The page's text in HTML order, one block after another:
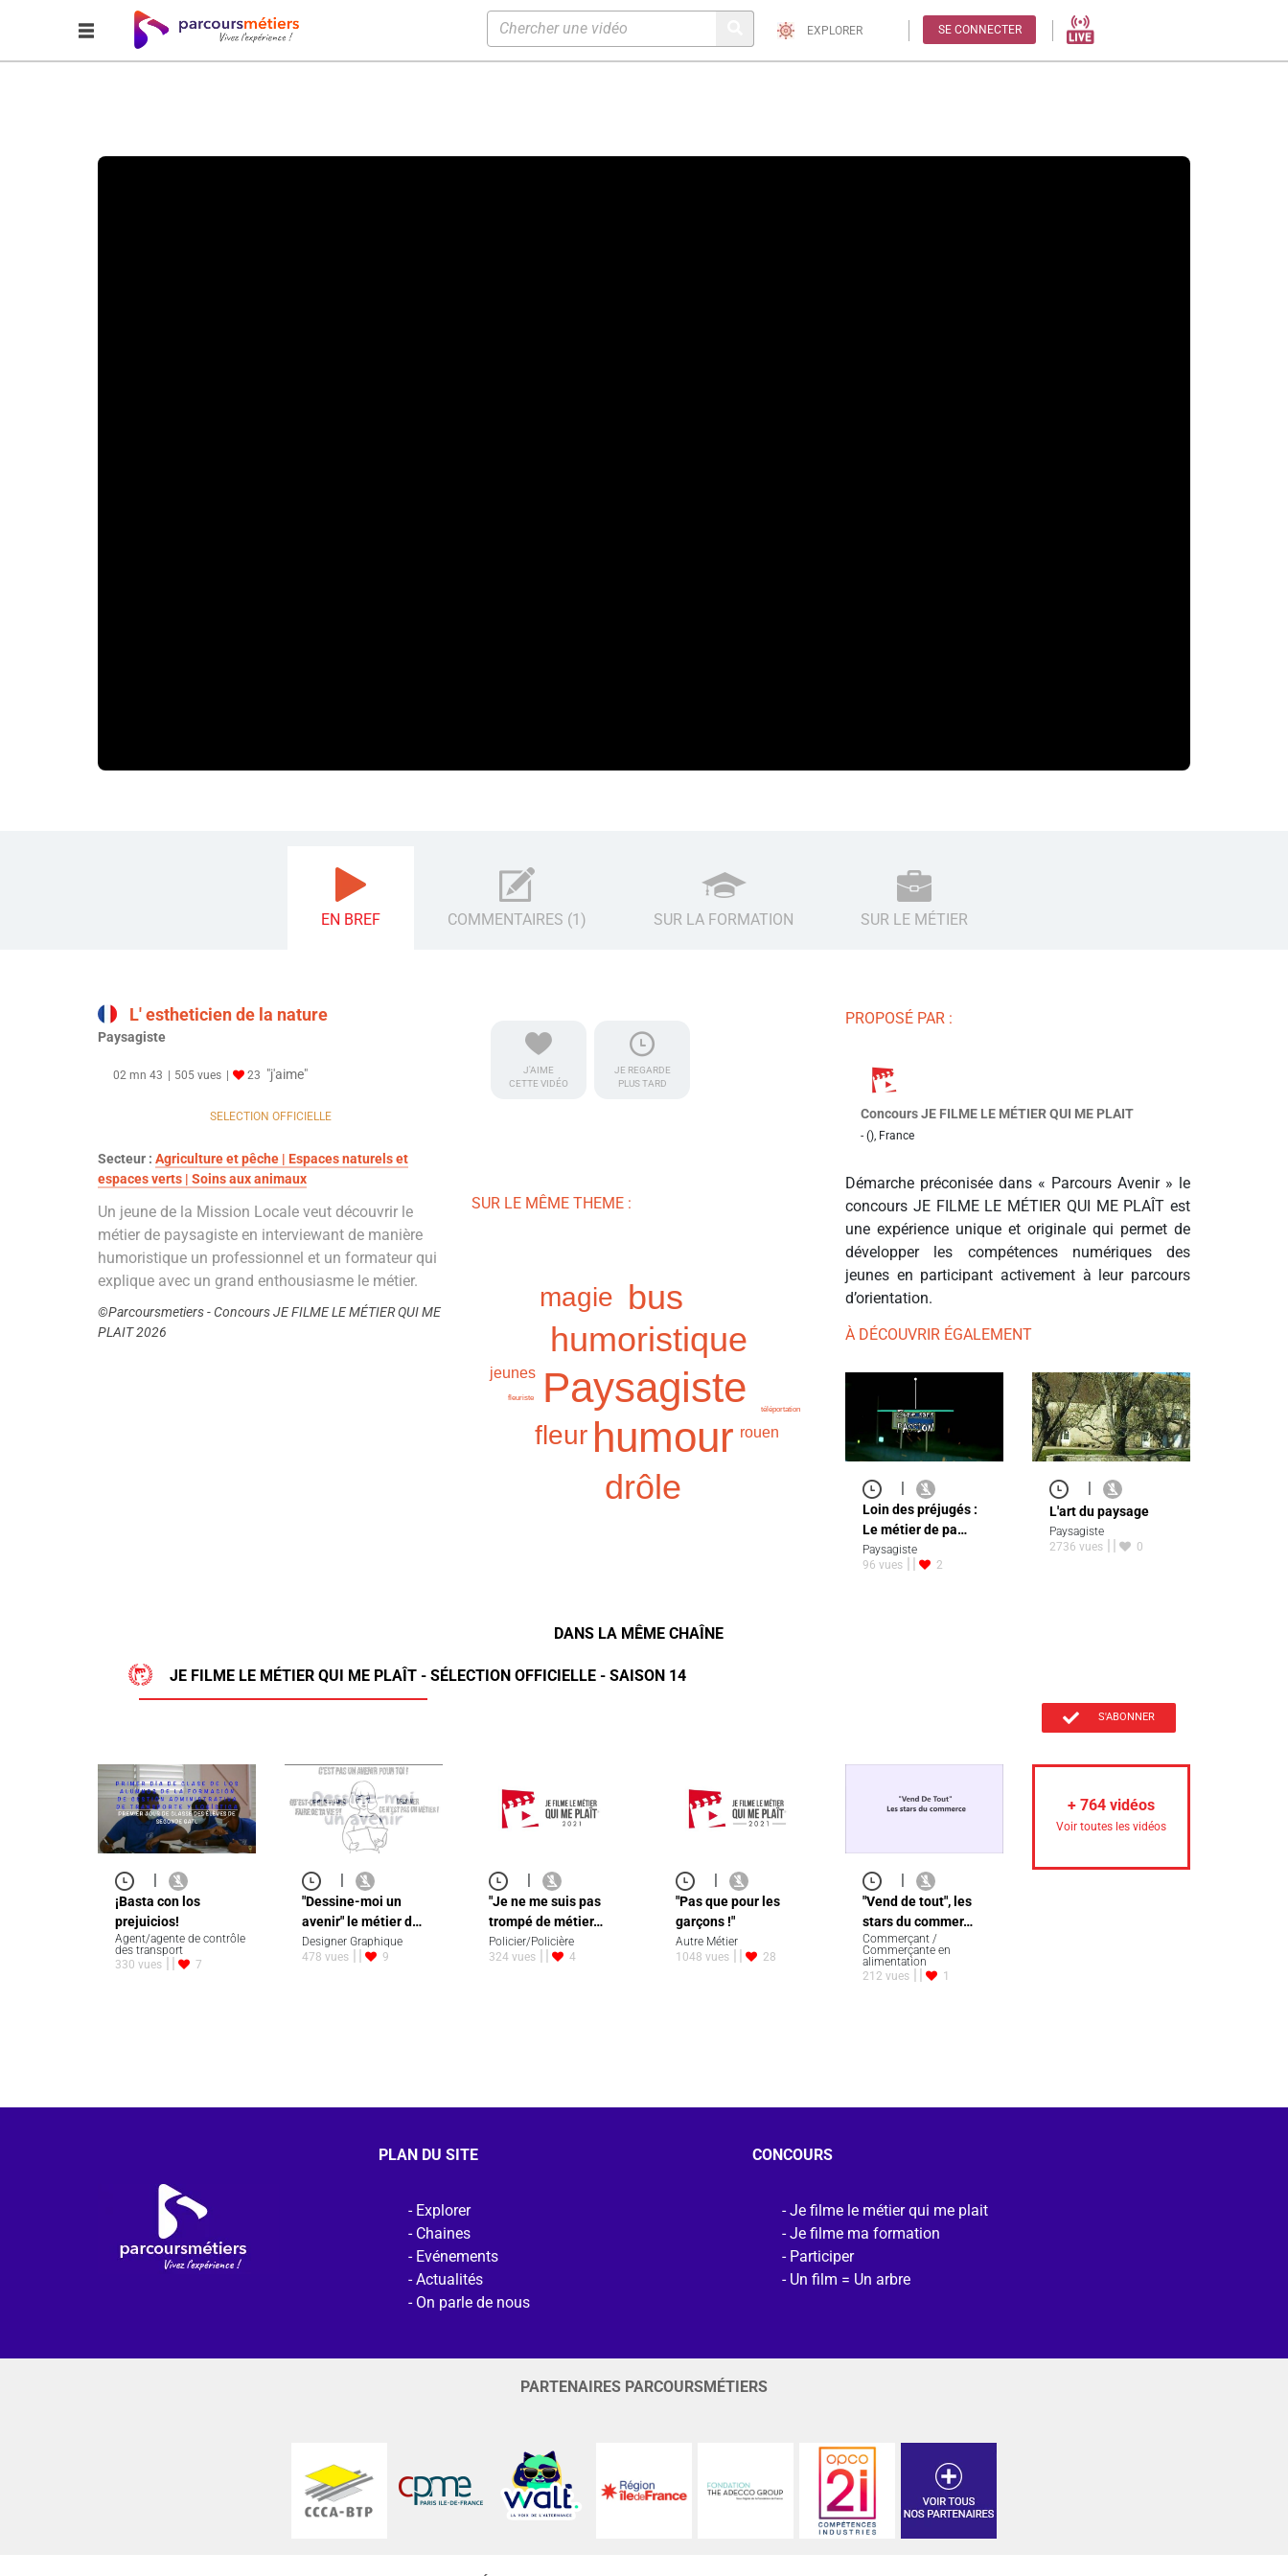
EXPLORER SE CONNECTER
EN BREF COMMENTAIRES (1) SUR LA FORMATION SUR LE MÉTIER
L' estheticien de la nature
Paysagiste
02 mn 43 505 vues 23 "j'aime"
SELECTION OFFICIELLE
Secteur : Agriculture et pêche | Espaces naturels et
espaces verts | Soins aux animaux
Un jeune de la Mission Locale veut découvrir le
métier de paysagiste en interviewant de manière
humoristique un professionnel et un formateur qui
explique avec un grand enthousiasme le métier.
©Parcoursmetiers - Concours JE FILME LE MÉTIER QUI ME
PLAIT 2026
J'AIME
CETTE VIDÉO
JE REGARDE
PLUS TARD
SUR LE MÊME THEME :
Paysagiste
humour
humoristique
drôle
bus
fleur
magie
rouen
jeunes
téléportation
fleuriste
PROPOSÉ PAR :
Concours JE FILME LE MÉTIER QUI ME PLAIT
- (), France
Démarche préconisée dans « Parcours Avenir » le
concours JE FILME LE MÉTIER QUI ME PLAÎT est
une expérience unique et originale qui permet de
développer les compétences numériques des
jeunes en participant activement à leur parcours
d’orientation.
À DÉCOUVRIR ÉGALEMENT
Loin des préjugés :
Le métier de pa…
Paysagiste
96 vues
2
L'art du paysage
Paysagiste
2736 vues
0
DANS LA MÊME CHAÎNE
JE FILME LE MÉTIER QUI ME PLAÎT - SÉLECTION OFFICIELLE - SAISON 14
S'ABONNER
¡Basta con los
prejuicios!
Agent/agente de contrôle
des transport
330 vues
7
"Dessine-moi un
avenir" le métier d…
Designer Graphique
478 vues
9
"Je ne me suis pas
trompé de métier…
Policier/Policière
324 vues
4
"Pas que pour les
garçons !"
Autre Métier
1048 vues
28
"Vend de tout", les
stars du commer…
Commerçant /
Commerçante en
alimentation
212 vues
1
+ 764 vidéos
Voir toutes les vidéos
PLAN DU SITE
Explorer
Chaines
Evénements
Actualités
On parle de nous
CONCOURS
Je filme le métier qui me plait
Je filme ma formation
Participer
Un film = Un arbre
PARTENAIRES PARCOURSMÉTIERS